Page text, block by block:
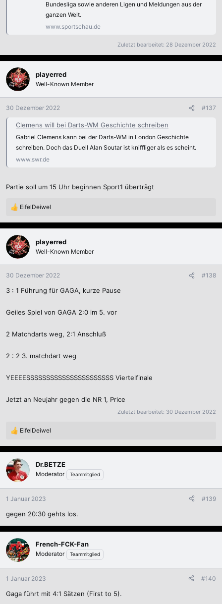
Bundesliga sowie anderen Ligen und Meldungen aus der
ganzen Welt.
www.sportschau.de
Zuletzt bearbeitet: 28 Dezember 2022
playerred
Well-Known Member
30 Dezember 2022 #137
Clemens will bei Darts-WM Geschichte schreiben
Gabriel Clemens kann bei der Darts-WM in London Geschichte
schreiben. Doch das Duell Alan Soutar ist kniffliger als es scheint.
www.swr.de
Partie soll um 15 Uhr beginnen Sport1 überträgt
R
a
k
t
i
o
n
n
EifelDeiwel
playerred
Well-Known Member
30 Dezember 2022 #138
3 : 1 Führung für GAGA, kurze Pause
Geiles Spiel von GAGA 2:0 im 5. vor
2 Matchdarts weg, 2:1 Anschluß
2 : 2 3. matchdart weg
YEEEESSSSSSSSSSSSSSSSSSSSSS Viertelfinale
Jetzt an Neujahr gegen die NR 1, Price
Zuletzt bearbeitet: 30 Dezember 2022
R
a
k
t
i
o
n
n
EifelDeiwel
Dr.BETZE
Moderator Teammitglied
1 Januar 2023 #139
gegen 20:30 gehts los.
French-FCK-Fan
Moderator Teammitglied
1 Januar 2023 #140
Gaga führt mit 4:1 Sätzen (First to 5).